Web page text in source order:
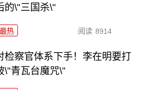
的\"三国杀\"
最热 阅读 8914
检察官体系下手！李在明要打
\"青瓦台魔咒\"